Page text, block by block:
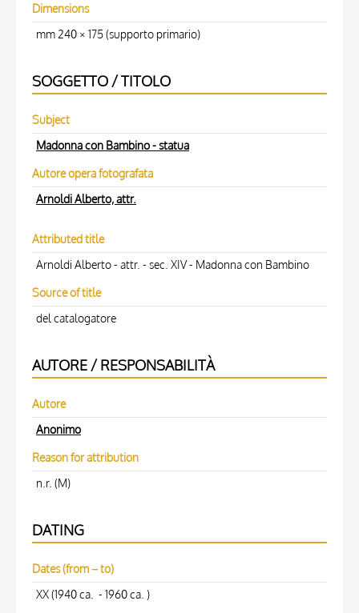
Dimensions
mm 240 × 175 (supporto primario)
SOGGETTO / TITOLO
Subject
Madonna con Bambino - statua
Autore opera fotografata
Arnoldi Alberto, attr.
Attributed title
Arnoldi Alberto - attr. - sec. XIV - Madonna con Bambino
Source of title
del catalogatore
AUTORE / RESPONSABILITÀ
Autore
Anonimo
Reason for attribution
n.r. (M)
DATING
Dates (from – to)
XX (1940 ca. - 1960 ca. )